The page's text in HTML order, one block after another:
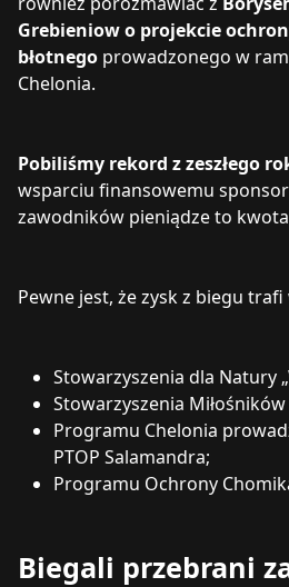
Grebieniow o projekcie
błotnego prowadzonego w
Chelonia.
Pobiliśmy rekord z zeszłego
wsparciu finansowemu
zawodników pieniądze to kwota
Pewne jest, że zysk z biegu trafi
Stowarzyszenia dla Natury
Stowarzyszenia
Programu Chelonia
PTOP Salamandra;
Programu Ochrony
Biegali przebrani